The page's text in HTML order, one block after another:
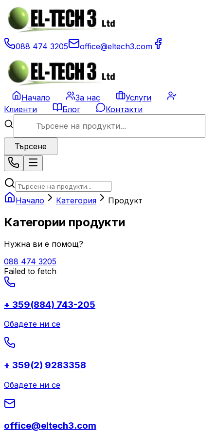
088 474 3205 office@eltech3.com
Начало За нас
Услуги
Клиенти
Блог Контакти
Търсене
Начало Категория Продукт
Категории продукти
Нужна ви е помощ?
088 474 3205
Failed to fetch
+ 359(884) 743-205
Обадете ни се
+ 359(2) 9283358
Обадете ни се
office@eltech3.com